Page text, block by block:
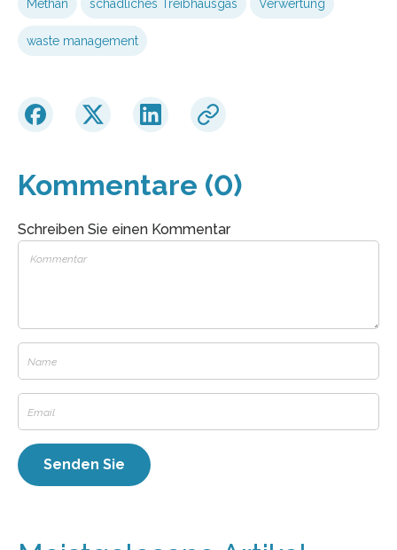
Methan schädliches Treibhausgas Verwertung
waste management
Kommentare (0)
Schreiben Sie einen Kommentar